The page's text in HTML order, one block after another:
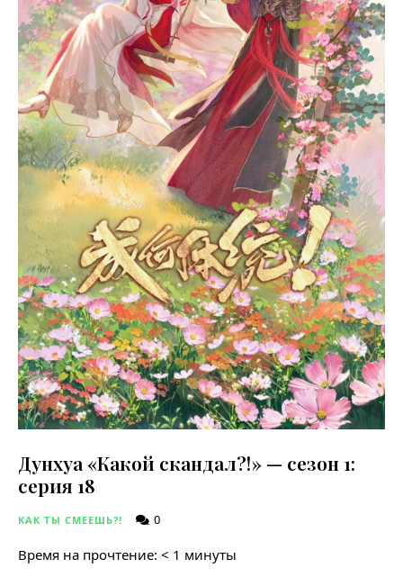
Дунхуа «Какой скандал?!» — сезон 1:
серия 18
КАК ТЫ СМЕЕШЬ?! 0
Время на прочтение: < 1 минуты